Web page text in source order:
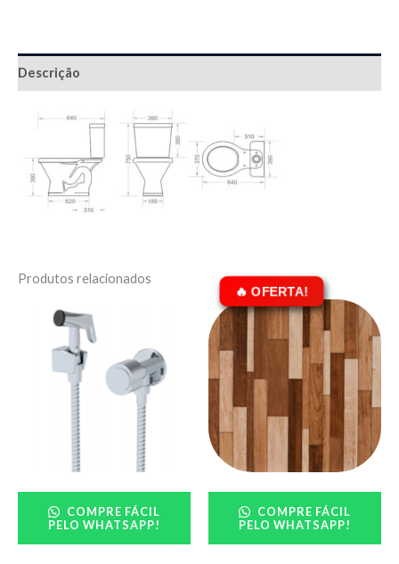
Descrição
Produtos relacionados
COMPRE FÁCIL
PELO WHATSAPP!
COMPRE FÁCIL
PELO WHATSAPP!
O
preço
original
O
preço
atual
é:
R$19.90.